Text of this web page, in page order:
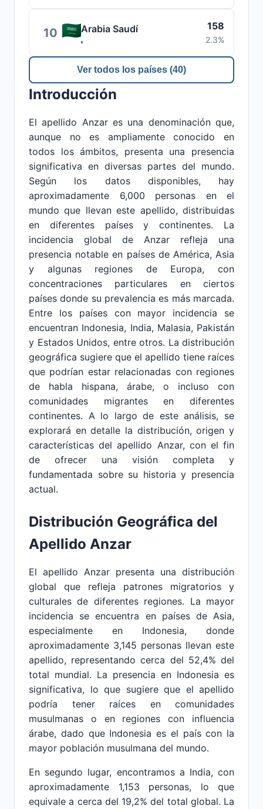
10 Arabia Saudí 158
2.3%
Ver todos los países (40)
Introducción
El apellido Anzar es una denominación que,
aunque no es ampliamente conocido en
todos los ámbitos, presenta una presencia
significativa en diversas partes del mundo.
Según los datos disponibles, hay
aproximadamente 6,000 personas en el
mundo que llevan este apellido, distribuidas
en diferentes países y continentes. La
incidencia global de Anzar refleja una
presencia notable en países de América, Asia
y algunas regiones de Europa, con
concentraciones particulares en ciertos
países donde su prevalencia es más marcada.
Entre los países con mayor incidencia se
encuentran Indonesia, India, Malasia, Pakistán
y Estados Unidos, entre otros. La distribución
geográfica sugiere que el apellido tiene raíces
que podrían estar relacionadas con regiones
de habla hispana, árabe, o incluso con
comunidades migrantes en diferentes
continentes. A lo largo de este análisis, se
explorará en detalle la distribución, origen y
características del apellido Anzar, con el fin
de ofrecer una visión completa y
fundamentada sobre su historia y presencia
actual.
Distribución Geográfica del
Apellido Anzar
El apellido Anzar presenta una distribución
global que refleja patrones migratorios y
culturales de diferentes regiones. La mayor
incidencia se encuentra en países de Asia,
especialmente en Indonesia, donde
aproximadamente 3,145 personas llevan este
apellido, representando cerca del 52,4% del
total mundial. La presencia en Indonesia es
significativa, lo que sugiere que el apellido
podría tener raíces en comunidades
musulmanas o en regiones con influencia
árabe, dado que Indonesia es el país con la
mayor población musulmana del mundo.
En segundo lugar, encontramos a India, con
aproximadamente 1,153 personas, lo que
equivale a cerca del 19,2% del total global. La